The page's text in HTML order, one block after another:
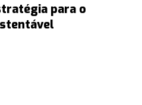
para o